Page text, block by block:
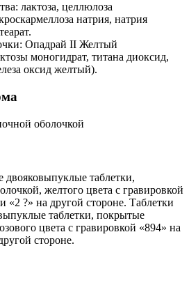
лактоза, целлюлоза
натрия, натрия
Опадрай II Желтый
моногидрат, титана диоксид,
оксид желтый).
оболочкой
двояковыпуклые таблетки,
желтого цвета с гравировкой
«2 ?» на другой стороне. Таблетки
таблетки, покрытые
цвета с гравировкой «894» на
стороне.